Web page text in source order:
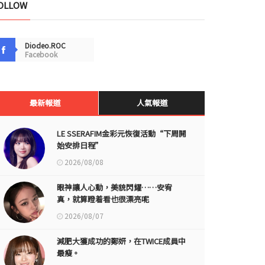
Diodeo.ROC
Facebook
最新報道 人氣報道
LE SSERAFIM金彩元恢復活動“下周開
始安排日程”
2026/08/08
眼神讓人心動，美貌閃耀……安宥
真，就算瞪着看也很漂亮呢
2026/08/07
減肥大獲成功的鄭妍，在TWICE成員中
最瘦。